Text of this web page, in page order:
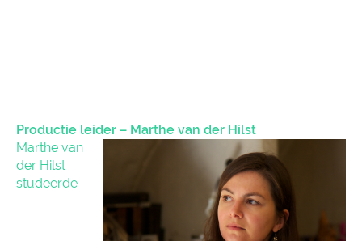
Productie leider – Marthe van der Hilst
Marthe van
der Hilst
studeerde